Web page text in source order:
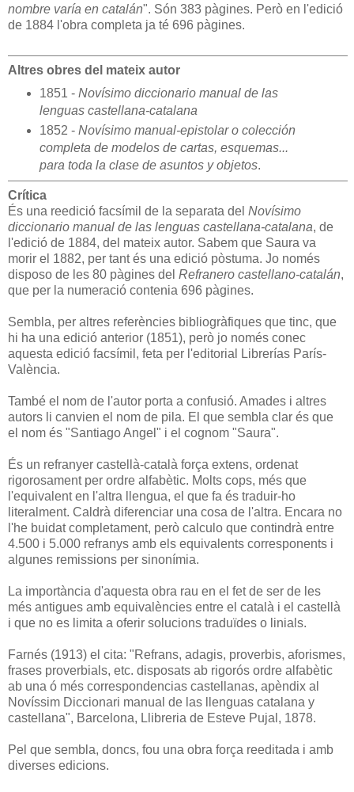
nombre varía en catalán". Són 383 pàgines. Però en l'edició
de 1884 l'obra completa ja té 696 pàgines.
Altres obres del mateix autor
1851 - Novísimo diccionario manual de las
lenguas castellana-catalana
1852 - Novísimo manual-epistolar o colección
completa de modelos de cartas, esquemas...
para toda la clase de asuntos y objetos.
Crítica
És una reedició facsímil de la separata del Novísimo
diccionario manual de las lenguas castellana-catalana, de
l'edició de 1884, del mateix autor. Sabem que Saura va
morir el 1882, per tant és una edició pòstuma. Jo només
disposo de les 80 pàgines del Refranero castellano-catalán,
que per la numeració contenia 696 pàgines.
Sembla, per altres referències bibliogràfiques que tinc, que
hi ha una edició anterior (1851), però jo només conec
aquesta edició facsímil, feta per l'editorial Librerías París-
València.
També el nom de l'autor porta a confusió. Amades i altres
autors li canvien el nom de pila. El que sembla clar és que
el nom és "Santiago Angel" i el cognom "Saura".
És un refranyer castellà-català força extens, ordenat
rigorosament per ordre alfabètic. Molts cops, més que
l'equivalent en l'altra llengua, el que fa és traduir-ho
literalment. Caldrà diferenciar una cosa de l'altra. Encara no
l'he buidat completament, però calculo que contindrà entre
4.500 i 5.000 refranys amb els equivalents corresponents i
algunes remissions per sinonímia.
La importància d'aquesta obra rau en el fet de ser de les
més antigues amb equivalències entre el català i el castellà
i que no es limita a oferir solucions traduïdes o linials.
Farnés (1913) el cita: "Refrans, adagis, proverbis, aforismes,
frases proverbials, etc. disposats ab rigorós ordre alfabètic
ab una ó més correspondencias castellanas, apèndix al
Novíssim Diccionari manual de las llenguas catalana y
castellana", Barcelona, Llibreria de Esteve Pujal, 1878.
Pel que sembla, doncs, fou una obra força reeditada i amb
diverses edicions.